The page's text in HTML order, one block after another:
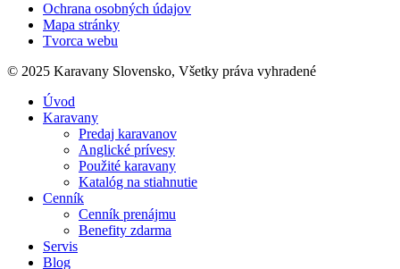
Ochrana osobných údajov
Mapa stránky
Tvorca webu
© 2025 Karavany Slovensko, Všetky práva vyhradené
Úvod
Karavany
Predaj karavanov
Anglické prívesy
Použité karavany
Katalóg na stiahnutie
Cenník
Cenník prenájmu
Benefity zdarma
Servis
Blog